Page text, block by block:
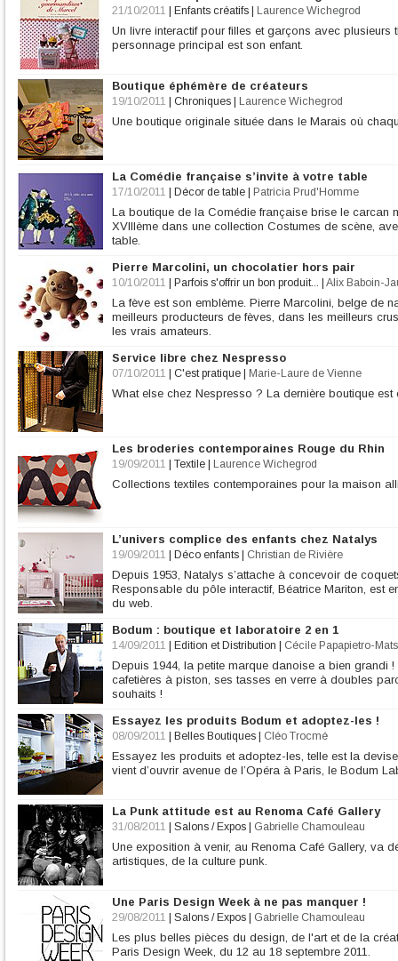
21/10/2011 Enfants créatifs Laurence Wichegrod
Un livre interactif pour filles et garçons avec plusieurs
personnage principal est son enfant.
Boutique éphémère de créateurs
19/10/2011 Chroniques Laurence Wichegrod
Une boutique originale située dans le Marais où
La Comédie française s’invite à votre table
17/10/2011 Décor de table Patricia Prud'Homme
La boutique de la Comédie française brise le carcan
XVIIIème dans une collection Costumes de scène,
table.
Pierre Marcolini, un chocolatier hors pair
10/10/2011 Parfois s'offrir un bon produit... Alix Baboin-
La fève est son emblème. Pierre Marcolini, belge de
meilleurs producteurs de fèves, dans les meilleurs
les vrais amateurs.
Service libre chez Nespresso
07/10/2011 C'est pratique Marie-Laure de Vienne
What else chez Nespresso ? La dernière boutique est
Les broderies contemporaines Rouge du Rhin
19/09/2011 Textile Laurence Wichegrod
Collections textiles contemporaines pour la maison
L’univers complice des enfants chez Natalys
19/09/2011 Déco enfants Christian de Rivière
Depuis 1953, Natalys s’attache à concevoir de
Responsable du pôle interactif, Béatrice Mariton, est
du web.
Bodum : boutique et laboratoire 2 en 1
14/09/2011 Edition et Distribution Cécile Papapietro-
Depuis 1944, la petite marque danoise a bien grandi
cafetières à piston, ses tasses en verre à doubles
souhaits !
Essayez les produits Bodum et adoptez-les !
08/09/2011 Belles Boutiques Cléo Trocmé
Essayez les produits et adoptez-les, telle est la
vient d’ouvrir avenue de l’Opéra à Paris, le Bodum
La Punk attitude est au Renoma Café Gallery
31/08/2011 Salons / Expos Gabrielle Chamouleau
Une exposition à venir, au Renoma Café Gallery, va
artistiques, de la culture punk.
Une Paris Design Week à ne pas manquer !
29/08/2011 Salons / Expos Gabrielle Chamouleau
Les plus belles pièces du design, de l'art et de la
Paris Design Week, du 12 au 18 septembre 2011.